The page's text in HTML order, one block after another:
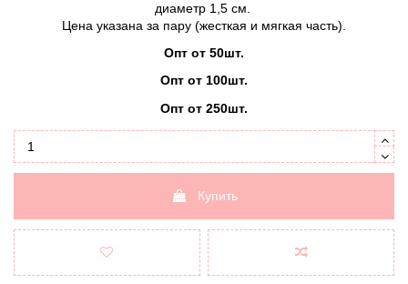
диаметр 1,5 см.
Цена указана за пару (жесткая и мягкая часть).
Опт от 50шт.
Опт от 100шт.
Опт от 250шт.
Купить